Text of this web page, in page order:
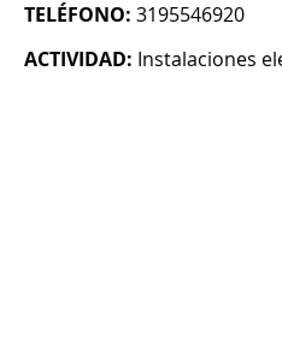
TELÉFONO: 3195546920
ACTIVIDAD: Instalaciones